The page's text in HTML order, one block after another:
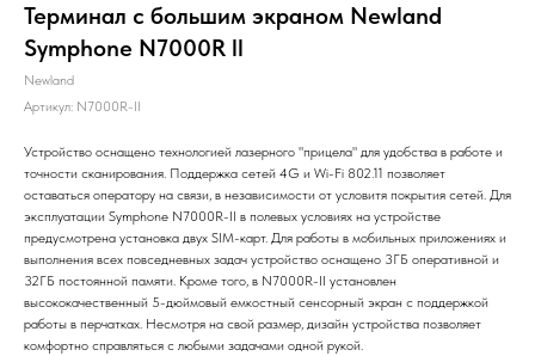
Терминал с большим экраном Newland
Symphone N7000R ll
Newland
Артикул: N7000R-II
Устройство оснащено технологией лазерного "прицела" для удобства в работе и
точности сканирования. Поддержка сетей 4G и Wi-Fi 802.11 позволяет
оставаться оператору на связи, в независимости от условитя покрытия сетей. Для
эксплуатации Symphone N7000R-II в полевых условиях на устройстве
предусмотрена установка двух SIM-карт. Для работы в мобильных приложениях и
выполнения всех повседневных задач устройство оснащено 3ГБ оперативной и
32ГБ постоянной памяти. Кроме того, в N7000R-II установлен
высококачественный 5-дюймовый емкостный сенсорный экран с поддержкой
работы в перчатках. Несмотря на свой размер, дизайн устройства позволяет
комфортно справляться с любыми задачами одной рукой.